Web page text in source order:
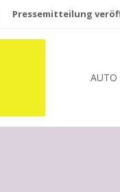
Pressemitteilung
AUTO